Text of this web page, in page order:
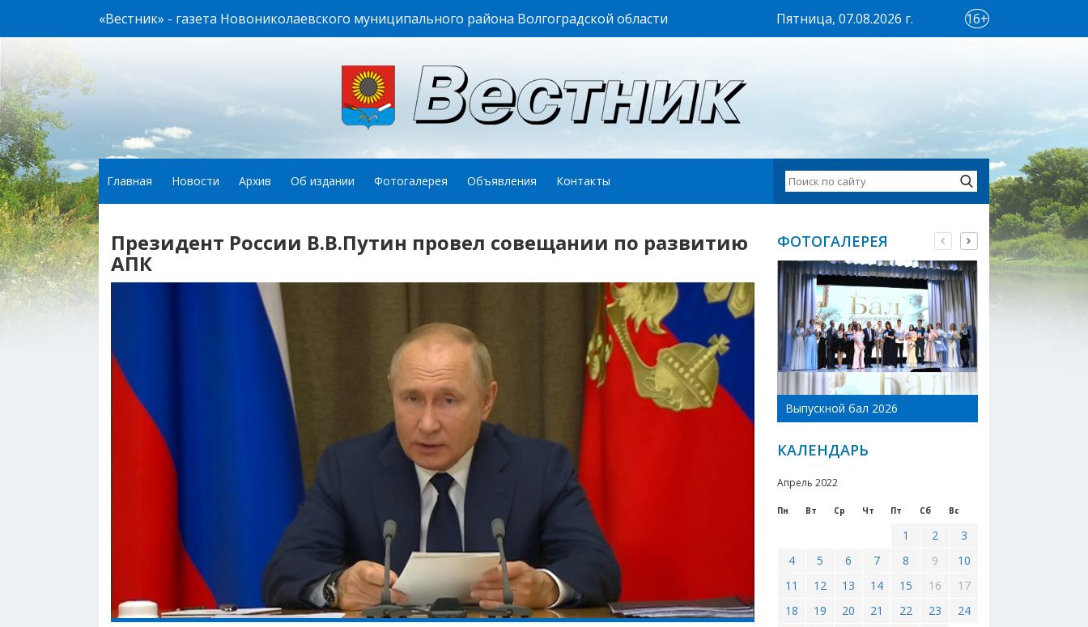
«Вестник» - газета Новониколаевского муниципального района Волгоградской области Пятница, 07.08.2026 г. 16+
Главная Новости Архив Об издании Фотогалерея Объявления Контакты
Президент России В.В.Путин провел совещании по развитию
АПК
ФОТОГАЛЕРЕЯ
Выпускной бал 2026
КАЛЕНДАРЬ
Апрель 2022
Пн Вт Ср Чт Пт Сб Вс
1 2
3
4
5 6 7 8 9
10
11
12 13 14 15 16
17
18
19 20 21 22 23
24